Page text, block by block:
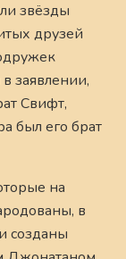
звёзды
друзей
заявлении,
Свифт,
был его брат
на
в
созданы